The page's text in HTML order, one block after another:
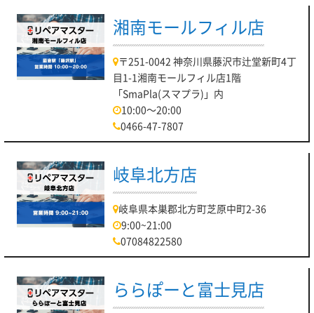
湘南モールフィル店
〒251-0042 神奈川県藤沢市辻堂新町4丁
目1-1湘南モールフィル店1階
「SmaPla(スマプラ)」内
10:00～20:00
0466-47-7807
岐阜北方店
岐阜県本巣郡北方町芝原中町2-36
9:00~21:00
07084822580
ららぽーと富士見店